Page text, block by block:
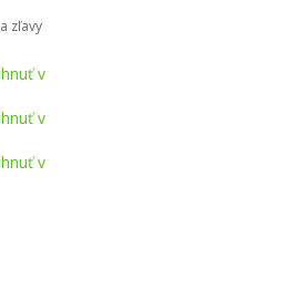
zľavy
v
v
v